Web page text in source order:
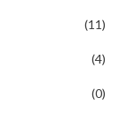
(11)
(4)
(0)